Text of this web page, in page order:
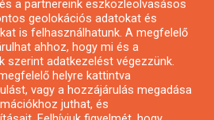
a partnereink eszközleolvasásos
geolokációs adatokat és
is felhasználhatunk. A megfelelő
ahhoz, hogy mi és a
szerint adatkezelést végezzünk.
helyre kattintva
vagy a hozzájárulás megadása
juthat, és